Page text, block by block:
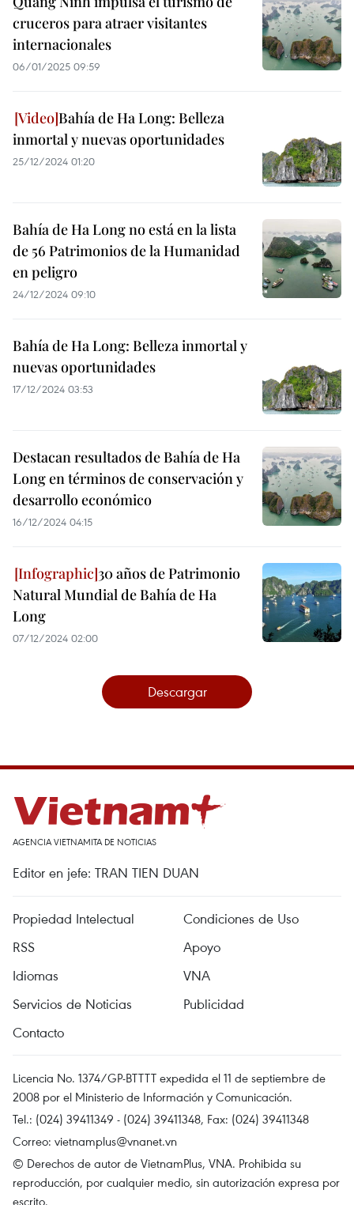
cruceros para atraer visitantes
internacionales
06/01/2025 09:59
Bahía de Ha Long: Belleza
inmortal y nuevas oportunidades
25/12/2024 01:20
Bahía de Ha Long no está en la lista
de 56 Patrimonios de la Humanidad
en peligro
24/12/2024 09:10
Bahía de Ha Long: Belleza inmortal y
nuevas oportunidades
17/12/2024 03:53
Destacan resultados de Bahía de Ha
Long en términos de conservación y
desarrollo económico
16/12/2024 04:15
30 años de Patrimonio
Natural Mundial de Bahía de Ha
Long
07/12/2024 02:00
Descargar
AGENCIA VIETNAMITA DE NOTICIAS
Editor en jefe: TRAN TIEN DUAN
Propiedad Intelectual
Condiciones de Uso
RSS
Apoyo
Idiomas
VNA
Servicios de Noticias
Publicidad
Contacto
Licencia No. 1374/GP-BTTTT expedida el 11 de septiembre de
2008 por el Ministerio de Información y Comunicación.
Tel.: (024) 39411349 - (024) 39411348, Fax: (024) 39411348
Correo: vietnamplus@vnanet.vn
© Derechos de autor de VietnamPlus, VNA. Prohibida su
reproducción, por cualquier medio, sin autorización expresa por
escrito.